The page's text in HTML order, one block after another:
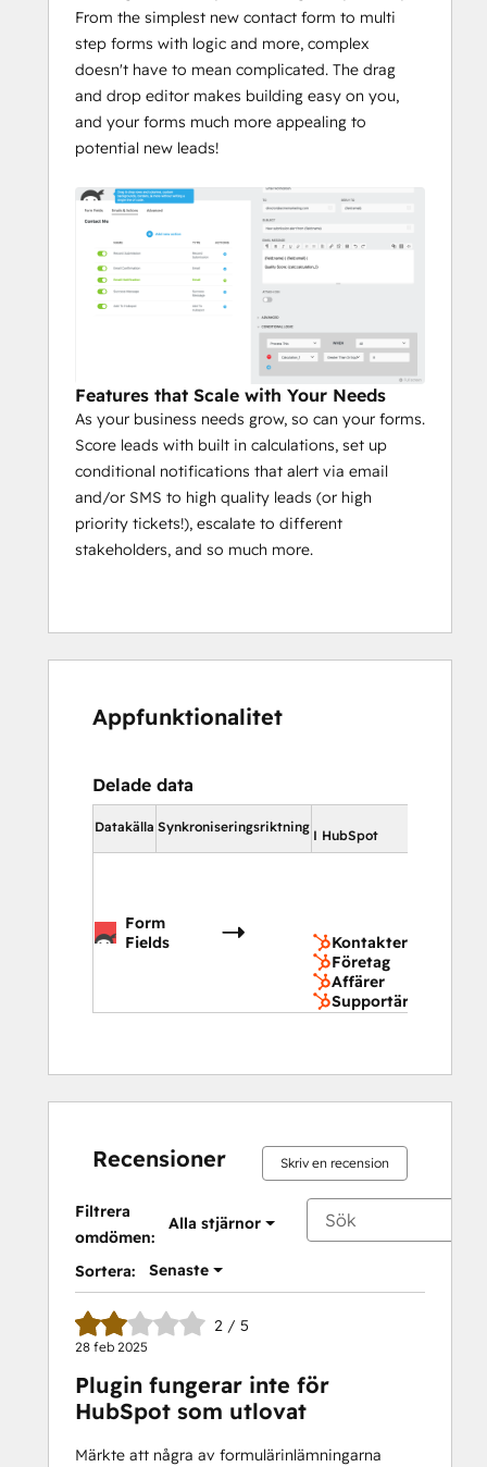
From the simplest new contact form to multi
step forms with logic and more, complex
doesn't have to mean complicated. The drag
and drop editor makes building easy on you,
and your forms much more appealing to
potential new leads!
Features that Scale with Your Needs
As your business needs grow, so can your forms.
Score leads with built in calculations, set up
conditional notifications that alert via email
and/or SMS to high quality leads (or high
priority tickets!), escalate to different
stakeholders, and so much more.
Appfunktionalitet
Delade data
Datakälla Synkroniseringsriktning
I HubSpot
Form
Fields
Kontakter
Företag
Affärer
Supportärenden
Recensioner Skriv en recension
Filtrera
omdömen:
Alla stjärnor
Sortera: Senaste
2 / 5
28 feb 2025
Plugin fungerar inte för
HubSpot som utlovat
Märkte att några av formulärinlämningarna